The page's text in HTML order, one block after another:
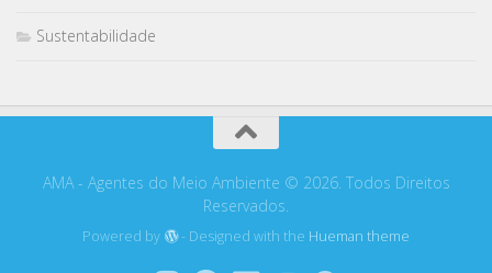
Sustentabilidade
AMA - Agentes do Meio Ambiente © 2026. Todos Direitos
Reservados.
Powered by - Designed with the Hueman theme